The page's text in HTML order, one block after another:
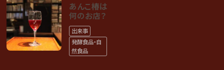
あんこ椿は
何のお店？
出来事
発酵食品・自
然食品